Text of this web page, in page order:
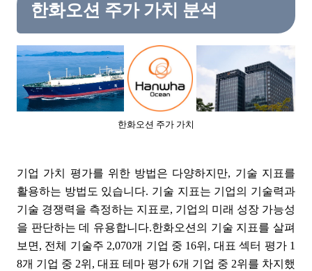
한화오션 주가 가치 분석
한화오션 주가 가치
기업 가치 평가를 위한 방법은 다양하지만, 기술 지표를
활용하는 방법도 있습니다. 기술 지표는 기업의 기술력과
기술 경쟁력을 측정하는 지표로, 기업의 미래 성장 가능성
을 판단하는 데 유용합니다.한화오션의 기술 지표를 살펴
보면, 전체 기술주 2,070개 기업 중 16위, 대표 섹터 평가 1
8개 기업 중 2위, 대표 테마 평가 6개 기업 중 2위를 차지했